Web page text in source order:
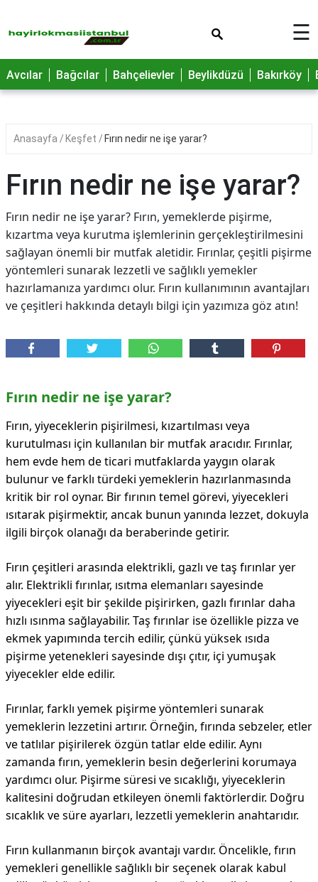
☰
Avcılar Bağcılar Bahçelievler Beylikdüzü Bakırköy
Anasayfa Keşfet Fırın nedir ne işe yarar?
Fırın nedir ne işe yarar?
Fırın nedir ne işe yarar? Fırın, yemeklerde pişirme,
kızartma veya kurutma işlemlerinin gerçekleştirilmesini
sağlayan önemli bir mutfak aletidir. Fırınlar, çeşitli pişirme
yöntemleri sunarak lezzetli ve sağlıklı yemekler
hazırlamanıza yardımcı olur. Fırın kullanımının avantajları
ve çeşitleri hakkında detaylı bilgi için yazımıza göz atın!
Fırın nedir ne işe yarar?
Fırın, yiyeceklerin pişirilmesi, kızartılması veya
kurutulması için kullanılan bir mutfak aracıdır. Fırınlar,
hem evde hem de ticari mutfaklarda yaygın olarak
bulunur ve farklı türdeki yemeklerin hazırlanmasında
kritik bir rol oynar. Bir fırının temel görevi, yiyecekleri
ısıtarak pişirmektir, ancak bunun yanında lezzet, dokuyla
ilgili birçok olanağı da beraberinde getirir.
Fırın çeşitleri arasında elektrikli, gazlı ve taş fırınlar yer
alır. Elektrikli fırınlar, ısıtma elemanları sayesinde
yiyecekleri eşit bir şekilde pişirirken, gazlı fırınlar daha
hızlı ısınma sağlayabilir. Taş fırınlar ise özellikle pizza ve
ekmek yapımında tercih edilir, çünkü yüksek ısıda
pişirme yetenekleri sayesinde dışı çıtır, içi yumuşak
yiyecekler elde edilir.
Fırınlar, farklı yemek pişirme yöntemleri sunarak
yemeklerin lezzetini artırır. Örneğin, fırında sebzeler, etler
ve tatlılar pişirilerek özgün tatlar elde edilir. Aynı
zamanda fırın, yemeklerin besin değerlerini korumaya
yardımcı olur. Pişirme süresi ve sıcaklığı, yiyeceklerin
kalitesini doğrudan etkileyen önemli faktörlerdir. Doğru
sıcaklık ve süre ayarları, lezzetli yemeklerin anahtarıdır.
Fırın kullanmanın birçok avantajı vardır. Öncelikle, fırın
yemekleri genellikle sağlıklı bir seçenek olarak kabul